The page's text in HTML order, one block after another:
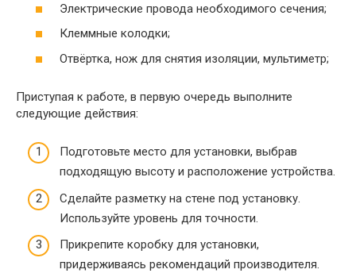
Электрические провода необходимого сечения;
Клеммные колодки;
Отвёртка, нож для снятия изоляции, мультиметр;
Приступая к работе, в первую очередь выполните
следующие действия:
Подготовьте место для установки, выбрав
подходящую высоту и расположение устройства.
Сделайте разметку на стене под установку.
Используйте уровень для точности.
Прикрепите коробку для установки,
придерживаясь рекомендаций производителя.